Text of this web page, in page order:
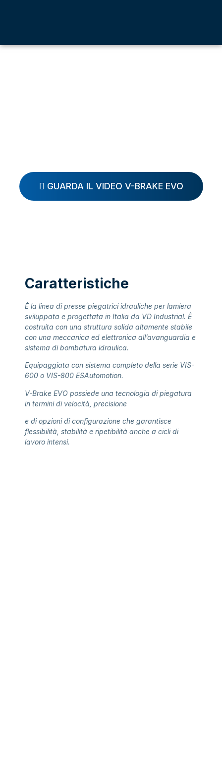
GUARDA IL VIDEO V-BRAKE EVO
Caratteristiche
È la linea di presse piegatrici idrauliche per lamiera
sviluppata e progettata in Italia da VD Industrial. È
costruita con una struttura solida altamente stabile
con una meccanica ed elettronica all’avanguardia e
sistema di bombatura idraulica.
Equipaggiata con sistema completo della serie VIS-
600 o VIS-800 ESAutomotion.
V-Brake EVO possiede una tecnologia di piegatura
in termini di velocità, precisione
e di opzioni di configurazione che garantisce
flessibilità, stabilità e ripetibilità anche a cicli di
lavoro intensi.